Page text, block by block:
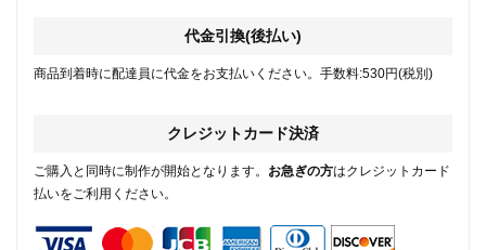
代金引換(後払い)
商品到着時に配達員に代金をお支払いください。手数料:530円(税別)
クレジットカード決済
ご購入と同時に制作が開始となります。 お急ぎの方はクレジットカード
払いをご利用ください。